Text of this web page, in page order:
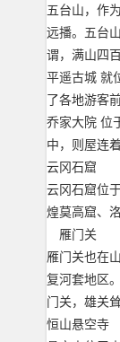
五台山，作
远播。五台
谓，满山四
平遥古城 就
了各地游客
乔家大院 位
中，则屋连
云冈石窟
云冈石窟位
煌莫高窟、
雁门关
雁门关也在
复河套地区
门关，雄关
恒山悬空寺